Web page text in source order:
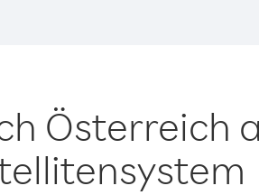
Österreich